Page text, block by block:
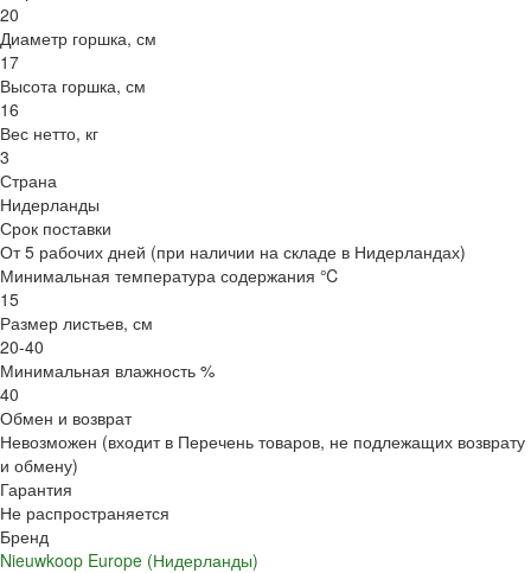
20
Диаметр горшка, см
17
Высота горшка, см
16
Вес нетто, кг
3
Страна
Нидерланды
Срок поставки
От 5 рабочих дней (при наличии на складе в Нидерландах)
Минимальная температура содержания ℃
15
Размер листьев, см
20-40
Минимальная влажность %
40
Обмен и возврат
Невозможен (входит в Перечень товаров, не подлежащих возврату
и обмену)
Гарантия
Не распространяется
Бренд
Nieuwkoop Europe (Нидерланды)